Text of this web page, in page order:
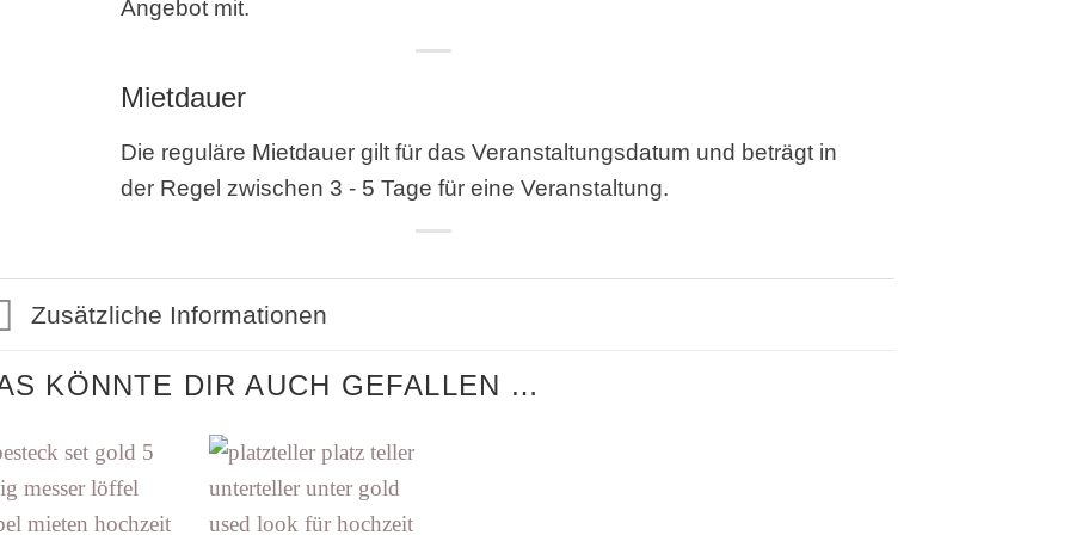
Angebot mit.
Mietdauer
Die reguläre Mietdauer gilt für das Veranstaltungsdatum und beträgt in
der Regel zwischen 3 - 5 Tage für eine Veranstaltung.
Zusätzliche Informationen
KÖNNTE DIR AUCH GEFALLEN …